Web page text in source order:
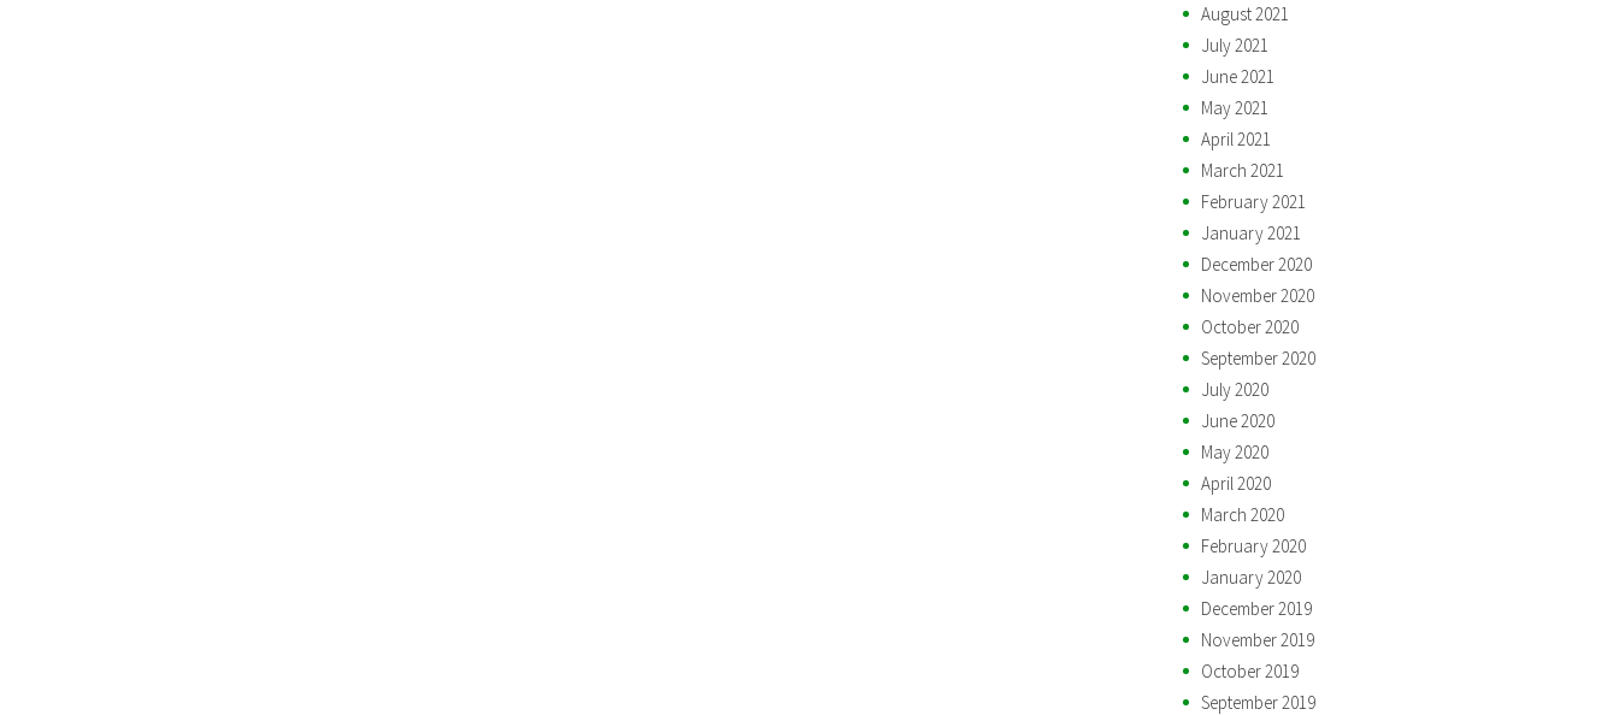
August 2021
July 2021
June 2021
May 2021
April 2021
March 2021
February 2021
January 2021
December 2020
November 2020
October 2020
September 2020
July 2020
June 2020
May 2020
April 2020
March 2020
February 2020
January 2020
December 2019
November 2019
October 2019
September 2019